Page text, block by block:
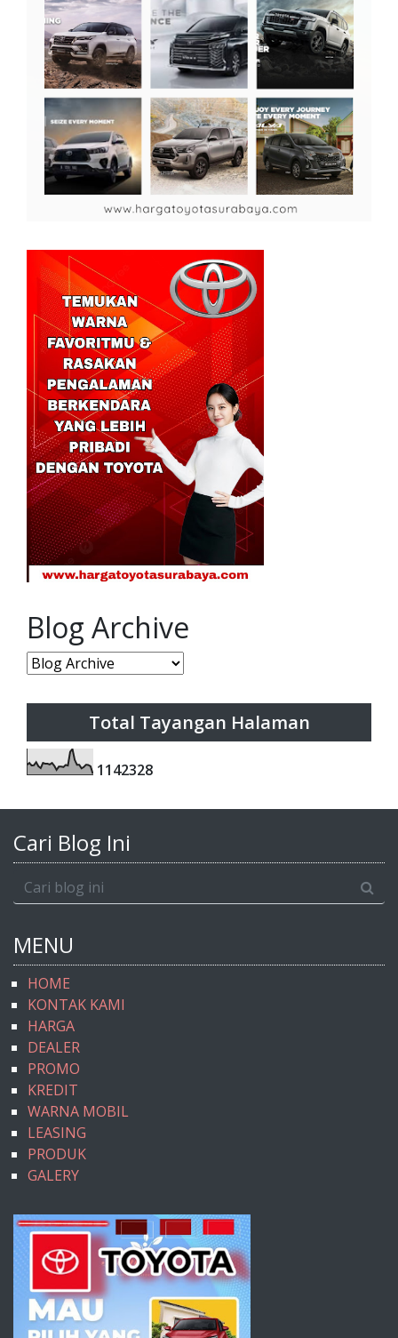
Blog Archive
Total Tayangan Halaman
1142328
Cari Blog Ini
MENU
HOME
KONTAK KAMI
HARGA
DEALER
PROMO
KREDIT
WARNA MOBIL
LEASING
PRODUK
GALERY